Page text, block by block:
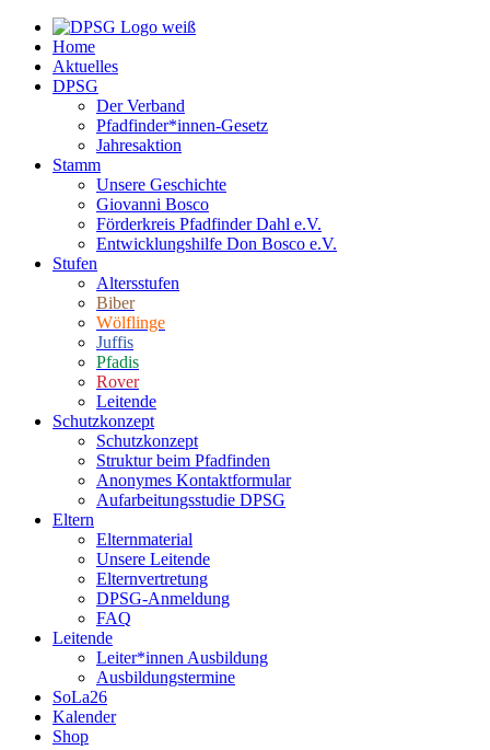
Home
Aktuelles
DPSG
Der Verband
Pfadfinder*innen-Gesetz
Jahresaktion
Stamm
Unsere Geschichte
Giovanni Bosco
Förderkreis Pfadfinder Dahl e.V.
Entwicklungshilfe Don Bosco e.V.
Stufen
Altersstufen
Biber
Wölflinge
Juffis
Pfadis
Rover
Leitende
Schutzkonzept
Schutzkonzept
Struktur beim Pfadfinden
Anonymes Kontaktformular
Aufarbeitungsstudie DPSG
Eltern
Elternmaterial
Unsere Leitende
Elternvertretung
DPSG-Anmeldung
FAQ
Leitende
Leiter*innen Ausbildung
Ausbildungstermine
SoLa26
Kalender
Shop